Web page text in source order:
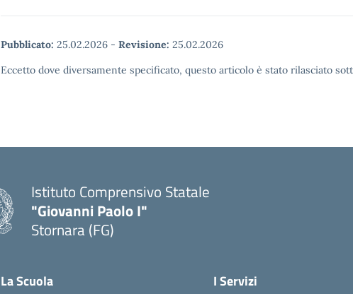
Pubblicato: 25.02.2026 - Revisione: 25.02.2026
Eccetto dove diversamente specificato, questo articolo è stato rilasciato
Istituto Comprensivo Statale
"Giovanni Paolo I"
Stornara (FG)
La Scuola I Servizi